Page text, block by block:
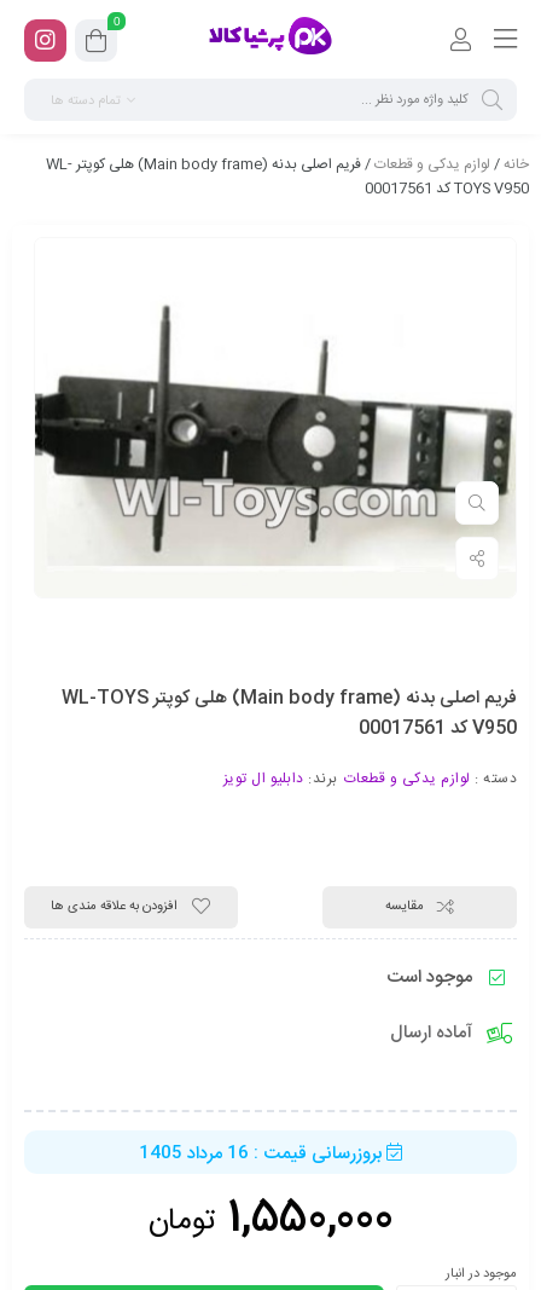
0
تمام دسته ها
خانه/ لوازم یدکی و قطعات
/ فریم اصلی بدنه (Main body frame) هلی کوپتر WL-
TOYS V950 کد 00017561
فریم اصلی بدنه (Main body frame) هلی کوپتر WL-TOYS
V950 کد 00017561
دسته : لوازم یدکی و قطعات برند: دابلیو ال تویز
مقایسه افزودن به علاقه مندی ها
موجود است
آماده ارسال
بروزرسانی قیمت : 16 مرداد 1405
1,550,000 تومان
موجود در انبار